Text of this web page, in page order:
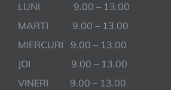
LUNI 9.00 – 13.00
MARTI 9.00 – 13.00
MIERCURI 9.00 – 13.00
JOI 9.00 – 13.00
VINERI 9.00 – 13.00